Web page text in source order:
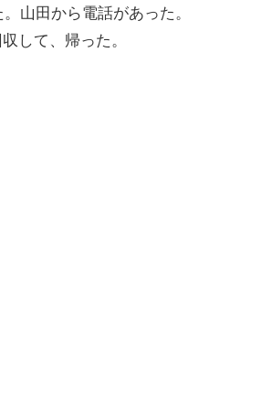
山田から電話があった。
して、帰った。